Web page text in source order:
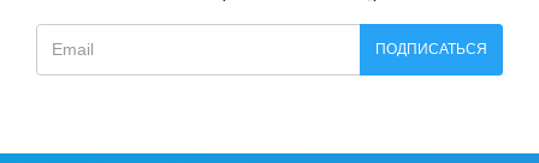
ПОДПИСАТЬСЯ